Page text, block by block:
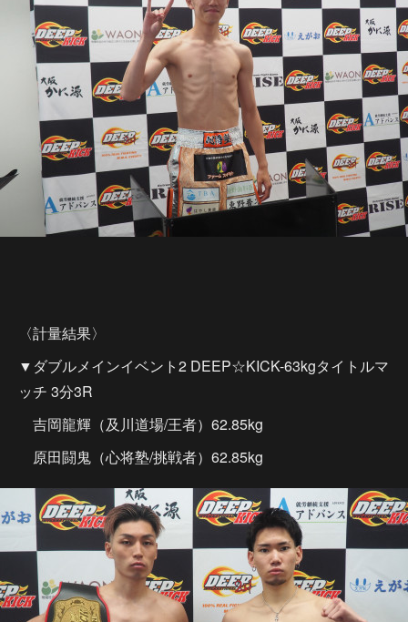
〈計量結果〉
▼ダブルメインイベント2 DEEP☆KICK-63kgタイトルマ
ッチ 3分3R
吉岡龍輝（及川道場/王者）62.85kg
原田闘鬼（心将塾/挑戦者）62.85kg